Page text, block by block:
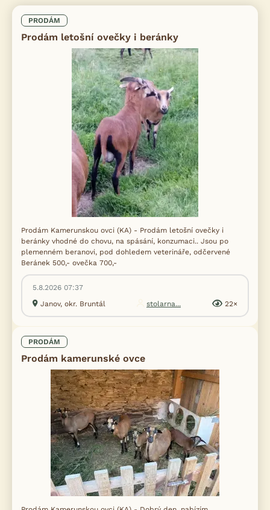
PRODÁM
Prodám letošní ovečky i beránky
Prodám Kamerunskou ovci (KA) - Prodám letošní ovečky i
beránky vhodné do chovu, na spásání, konzumaci.. Jsou po
plemenném beranovi, pod dohledem veterináře, odčervené
Beránek 500,- ovečka 700,-
5.8.2026 07:37
Janov, okr. Bruntál
stolarna... 22×
PRODÁM
Prodám kamerunské ovce